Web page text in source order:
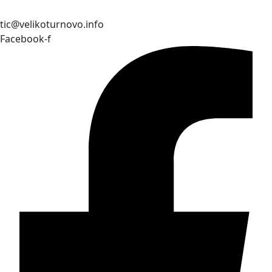
tic@velikoturnovo.info
Facebook-f